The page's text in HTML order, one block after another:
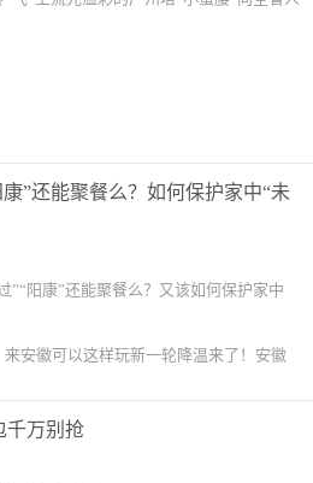
”还能聚餐么？如何保护家中“未
”“阳康”还能聚餐么？又该如何保护家中
安徽可以这样玩新一轮降温来了！安徽
千万别抢